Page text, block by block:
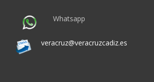
Whatsapp
veracruz@veracruzcadiz.es